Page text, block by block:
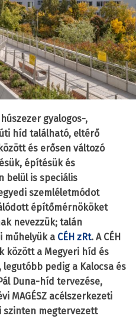
gyalogos-,
híd található, eltérő
és erősen változó
építésük és
belül is speciális
szemléletmódot
építőmérnököket
nevezzük; talán
műhelyük a CÉH zRt. A CÉH
között a Megyeri híd és
pedig a Kalocsa és
Duna-híd tervezése,
MAGÉSZ acélszerkezeti
szinten megtervezett